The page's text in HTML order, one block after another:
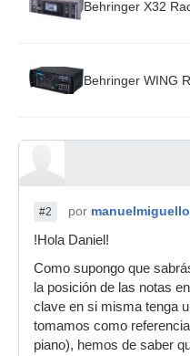
Behringer X32
Behringer WING
#2 por
!Hola Daniel!
Como supongo que
la posición de las notas
clave en si misma tenga
tomamos como
piano), hemos de saber